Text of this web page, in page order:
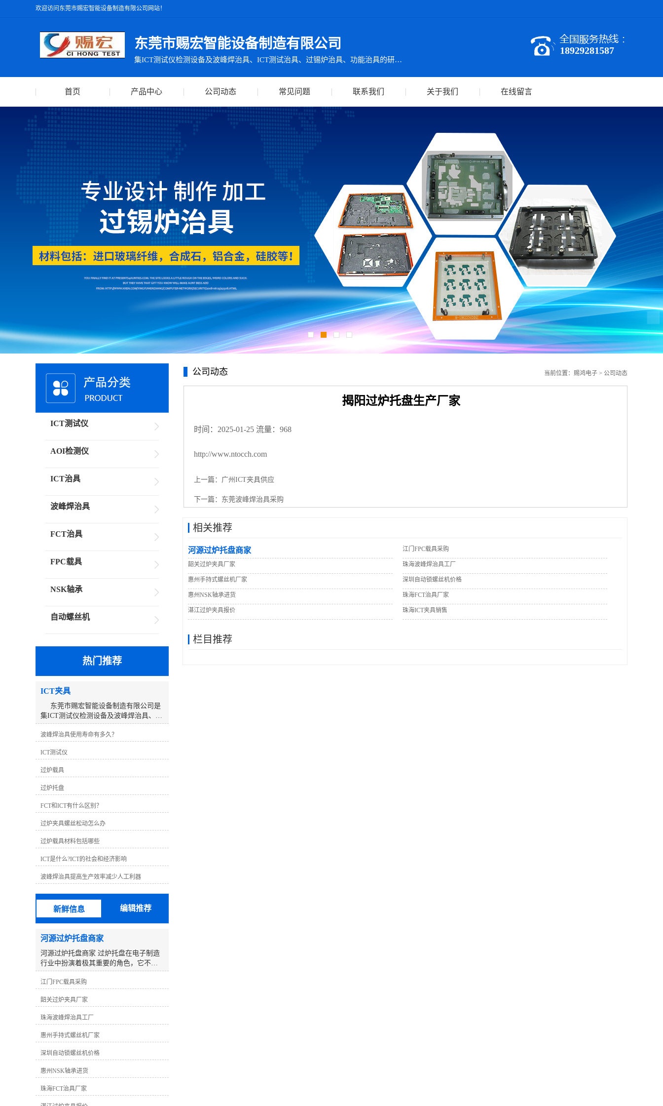
欢迎访问东莞市赐宏智能设备制造有限公司网站！
东莞市赐宏智能设备制造有限公司
集ICT测试仪检测设备及波峰焊治具、ICT测试治具、过锡炉治具、功能治具的研发、生产、销售、服务于一体
18929281587
首页 产品中心 公司动态 常见问题 联系我们 关于我们 在线留言
公司动态 当前位置： 赐鸿电子 > 公司动态
揭阳过炉托盘生产厂家
时间：2025-01-25 流量：968
http://www.ntocch.com
上一篇： 广州ICT夹具供应
下一篇： 东莞波峰焊治具采购
相关推荐
河源过炉托盘商家 江门FPC载具采购
韶关过炉夹具厂家 珠海波峰焊治具工厂
惠州手持式螺丝机厂家 深圳自动锁螺丝机价格
惠州NSK轴承进货 珠海FCT治具厂家
湛江过炉夹具报价 珠海ICT夹具销售
栏目推荐
ICT测试仪
AOI检测仪
ICT治具
波峰焊治具
FCT治具
FPC载具
NSK轴承
自动螺丝机
热门推荐
ICT夹具
东莞市赐宏智能设备制造有限公司是
集ICT测试仪检测设备及波峰焊治具、
ICT测试治具、过锡炉治具、功能治具的
研发、生产、销售、服务于一体的高科
球市场。经过10多年的不断努力，以优
质的产品及良好的团队服务赢得了客户
的信赖与支持。深圳工厂研发生产的ICT
在线测试仪系列产品推出以来，以稳定
的性能、简捷的操作的检测能力及速
度，获得了客户的认可及推崇，公司已
取得了长足的发展，分别在深圳、东
莞、昆山、温州设立了工厂和分公司，
工厂主要生产销售ICT测试治具、过锡炉
治具、波峰焊治具、功能治具、老化台
车、寿命测试机以及非标自动化设备。
我们一直秉持“持续创新，不断发展”的理
念，并不断引进先进的技术和管理经
验，开拓研制更有竞争力、更能满足客
户需求的产品，以期向广大客户提供更
优质的产品和服务。 波峰焊治具采用
无铅高温纳米复合材料合成石制造，此
种材料完全符合欧盟RoHS环保协议标
准，我司还可提供***报告，客户可以*
材质制造。制造设备及软件：CNC数控
机械、精雕机、祁昌测试机、基宇测试
机、宇柏林软件、华笙软件、考迪软
件、全方位治具软件。并聘请了专业的
难点，有着超前的理念。技术上：我们
测试方面取得了突破，我们的BGA治具
测试间距较小可以达到0.2mm。公司以技
术为核心，力求为客户提供高效率低成
本的测试解决方案。 品质上:本公司产品
均经过严格检验及测试，确保在使用过
程中不会出现短、漏点的现象，以达到
证三日内交货，配有专车送货，完善的
波峰焊治具使用寿命有多久？
ICT测试仪
过炉载具
过炉托盘
FCT和ICT有什么区别？
过炉夹具螺丝松动怎么办
过炉载具材料包括哪些
ICT是什么?ICT的社会和经济影响
波峰焊治具提高生产效率减少人工利器
新鲜信息 编辑推荐
河源过炉托盘商家
河源过炉托盘商家 过炉托盘在电子制造
行业中扮演着极其重要的角色，它不仅
用于运输和固定电子元件和电路板，还
在焊接过程中发挥着关键作用。具备良
盘为SMT生产线上的回流焊和波峰焊过
程提供了可靠的支持。 作为河源地区的
过炉托盘商家，我们致力于提供高质量
的过炉托盘产品，并为客户提供的解决
方案。我们深知客户对过炉托盘的需
求，以及在电子制造过程中所面临的挑
战。因此，我们不断努力完善产品设计
和生产工艺，以满足客户的各种需求。
们采用高品质的耐高温材料，如陶瓷、
金属或合成石，以确保产品在高温环境
江门FPC载具采购
韶关过炉夹具厂家
珠海波峰焊治具工厂
惠州手持式螺丝机厂家
深圳自动锁螺丝机价格
惠州NSK轴承进货
珠海FCT治具厂家